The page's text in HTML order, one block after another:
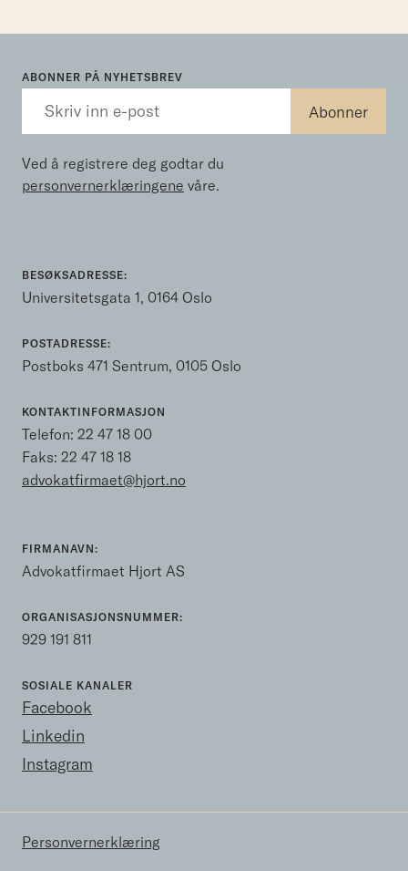
ABONNER PÅ NYHETSBREV
Ved å registrere deg godtar du
personvernerklæringene våre.
BESØKSADRESSE:
Universitetsgata 1, 0164 Oslo
POSTADRESSE:
Postboks 471 Sentrum, 0105 Oslo
KONTAKTINFORMASJON
Telefon: 22 47 18 00
Faks: 22 47 18 18
advokatfirmaet@hjort.no
FIRMANAVN:
Advokatfirmaet Hjort AS
ORGANISASJONSNUMMER:
929 191 811
SOSIALE KANALER
Facebook
Linkedin
Instagram
Personvernerklæring